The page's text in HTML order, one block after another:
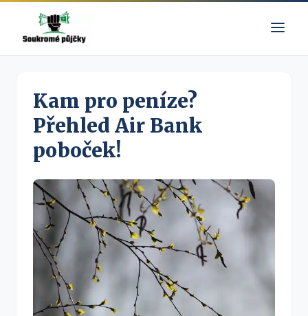
Kam pro peníze?
Přehled Air Bank
poboček!